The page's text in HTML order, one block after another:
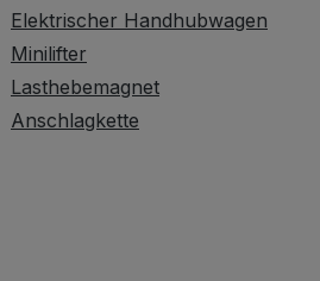
Elektrischer Handhubwagen
Minilifter
Lasthebemagnet
Anschlagkette